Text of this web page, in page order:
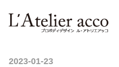
2023-01-23